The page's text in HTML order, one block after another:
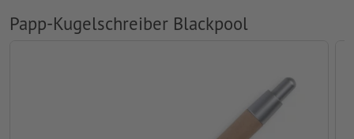
Papp-Kugelschreiber Blackpool